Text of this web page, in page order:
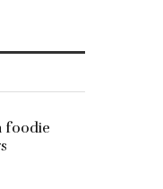
foodie